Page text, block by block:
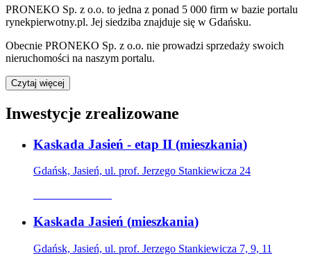
PRONEKO Sp. z o.o. to jedna z ponad 5 000 firm w bazie portalu
rynekpierwotny.pl. Jej siedziba znajduje się w Gdańsku.
Obecnie PRONEKO Sp. z o.o. nie prowadzi sprzedaży swoich
nieruchomości na naszym portalu.
Czytaj więcej
Inwestycje zrealizowane
Kaskada Jasień - etap II (mieszkania)
Gdańsk, Jasień, ul. prof. Jerzego Stankiewicza 24
Kaskada Jasień (mieszkania)
Gdańsk, Jasień, ul. prof. Jerzego Stankiewicza 7, 9, 11